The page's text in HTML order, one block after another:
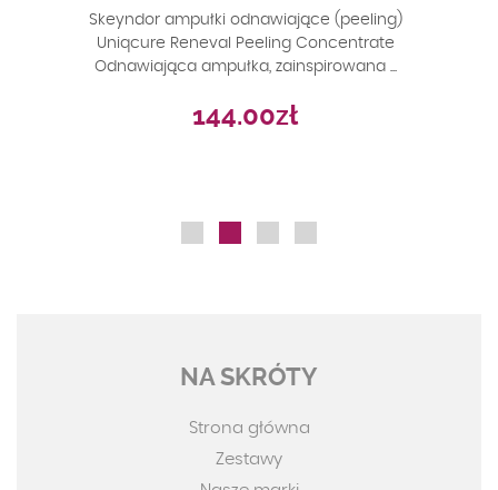
Skeyndor ampułki odnawiające (peeling)
Uniqcure Reneval Peeling Concentrate
Odnawiająca ampułka, zainspirowana ...
144.00zł
NA SKRÓTY
Strona główna
Zestawy